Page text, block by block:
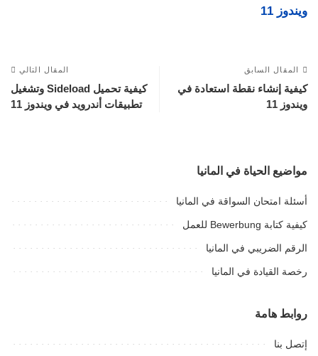
ويندوز 11
المقال السابق
كيفية إنشاء نقطة استعادة في
ويندوز 11
المقال التالي
كيفية تحميل Sideload وتشغيل
تطبيقات أندرويد في ويندوز 11
مواضيع الحياة في المانيا
أسئلة امتحان السواقة في المانيا
كيفية كتابة Bewerbung للعمل
الرقم الضريبي في المانيا
رخصة القيادة في المانيا
روابط هامة
إتصل بنا